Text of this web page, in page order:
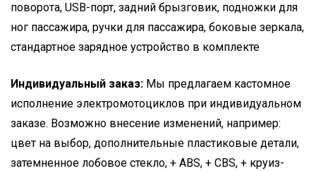
поворота, USB-порт, задний брызговик, подножки для
ног пассажира, ручки для пассажира, боковые зеркала,
стандартное зарядное устройство в комплекте
Индивидуальный заказ: Мы предлагаем кастомное
исполнение электромотоциклов при индивидуальном
заказе. Возможно внесение изменений, например:
цвет на выбор, дополнительные пластиковые детали,
затемненное лобовое стекло, + ABS, + CBS, + круиз-